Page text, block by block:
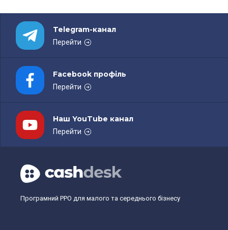
Telegram-канал
Перейти
Facebook профіль
Перейти
Наш YouTube канал
Перейти
Програмний РРО для малого та середнього бізнесу